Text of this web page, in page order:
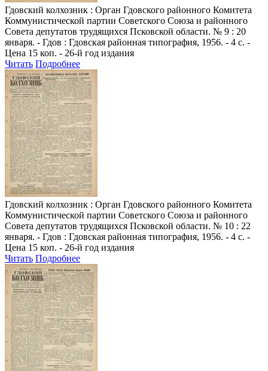
Гдовский колхозник : Орган Гдовского районного Комитета
Коммунистической партии Советского Союза и районного
Совета депутатов трудящихся Псковской области. № 9 : 20
января. - Гдов : Гдовская районная типография, 1956. - 4 с. -
Цена 15 коп. - 26-й год издания
Читать Подробнее
Гдовский колхозник : Орган Гдовского районного Комитета
Коммунистической партии Советского Союза и районного
Совета депутатов трудящихся Псковской области. № 10 : 22
января. - Гдов : Гдовская районная типография, 1956. - 4 с. -
Цена 15 коп. - 26-й год издания
Читать Подробнее